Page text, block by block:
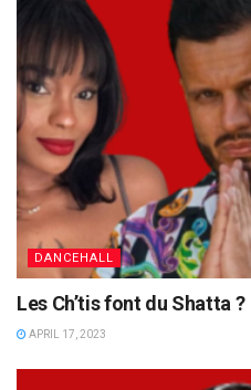
DANCEHALL
Les Ch’tis font du Shatta ?
APRIL 17, 2023